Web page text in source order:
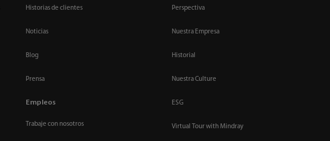
Historias de clientes
Noticias
Blog
Prensa
Empleos
Trabaje con nosotros
Perspectiva
Nuestra Empresa
Historial
Nuestra Culture
ESG
Virtual Tour with Mindray